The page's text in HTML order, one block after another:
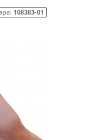
108383-01